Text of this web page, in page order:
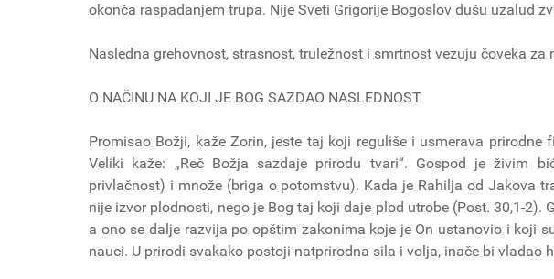
okonča raspadanjem trupa. Nije Sveti Grigorije Bogoslov dušu uzalud
Nasledna grehovnost, strasnost, truležnost i smrtnost vezuju čoveka za
O NAČINU NA KOJI JE BOG SAZDAO NASLEDNOST
Promisao Božji, kaže Zorin, jeste taj koji reguliše i usmerava prirodne
Veliki kaže: „Reč Božja sazdaje prirodu tvari“. Gospod je živim
privlačnost) i množe (briga o potomstvu). Kada je Rahilja od Jakova
nije izvor plodnosti, nego je Bog taj koji daje plod utrobe (Post. 30,1-2).
a ono se dalje razvija po opštim zakonima koje je On ustanovio i koji
nauci. U prirodi svakako postoji natprirodna sila i volja, inače bi vladao